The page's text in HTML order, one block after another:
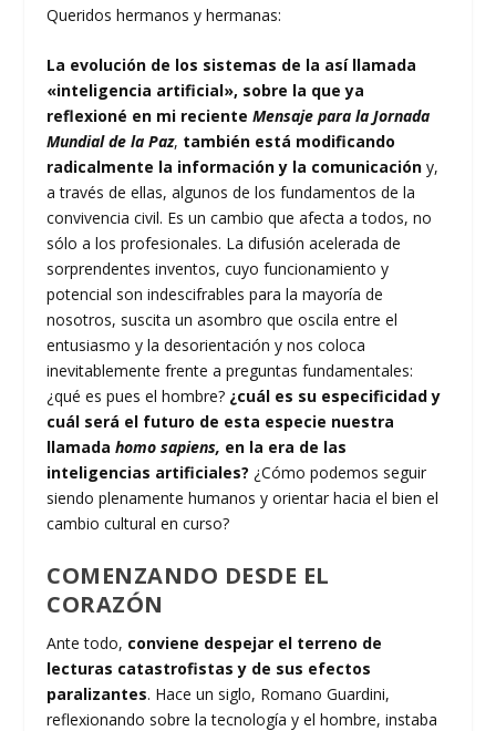
Queridos hermanos y hermanas:
La evolución de los sistemas de la así llamada
«inteligencia artificial», sobre la que ya
reflexioné en mi recienteMensaje para la Jornada
Mundial de la Paz, también está modificando
radicalmente la información y la comunicación y,
a través de ellas, algunos de los fundamentos de la
convivencia civil. Es un cambio que afecta a todos, no
sólo a los profesionales. La difusión acelerada de
sorprendentes inventos, cuyo funcionamiento y
potencial son indescifrables para la mayoría de
nosotros, suscita un asombro que oscila entre el
entusiasmo y la desorientación y nos coloca
inevitablemente frente a preguntas fundamentales:
¿qué es pues el hombre? ¿cuál es su especificidad y
cuál será el futuro de esta especie nuestra
llamadahomo sapiens, en la era de las
inteligencias artificiales? ¿Cómo podemos seguir
siendo plenamente humanos y orientar hacia el bien el
cambio cultural en curso?
COMENZANDO DESDE EL
CORAZÓN
Ante todo, conviene despejar el terreno de
lecturas catastrofistas y de sus efectos
paralizantes. Hace un siglo, Romano Guardini,
reflexionando sobre la tecnología y el hombre, instaba